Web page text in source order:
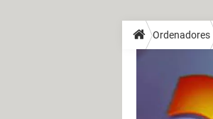
Ordenadores